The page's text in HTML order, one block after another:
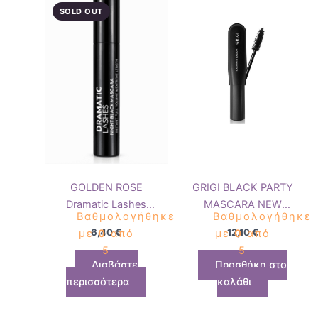
SOLD OUT
GOLDEN ROSE
Dramatic Lashes
Night Black Mascara
Βαθμολογήθηκε
με0από
5
6,40€
Διαβάστε
περισσότερα
GRIGI BLACK PARTY
MASCARA NEW
PACKAGING
Βαθμολογήθηκε
με0από
5
12,10€
Προσθήκη στο
καλάθι